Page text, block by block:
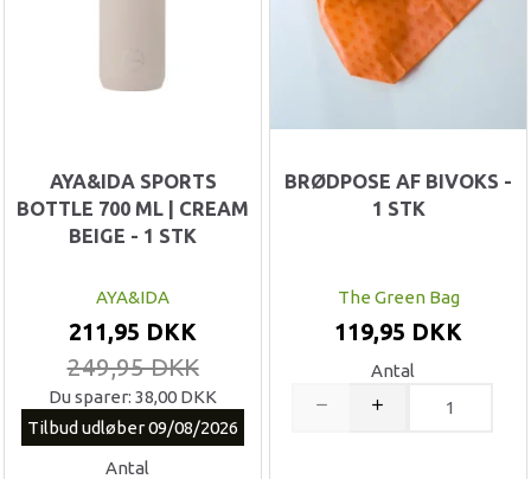
AYA&IDA SPORTS
BOTTLE 700 ML | CREAM
BEIGE - 1 STK
AYA&IDA
211,95 DKK
249,95 DKK
Du sparer: 38,00 DKK
Tilbud udløber 09/08/2026
Antal
BRØDPOSE AF BIVOKS -
1 STK
The Green Bag
119,95 DKK
Antal